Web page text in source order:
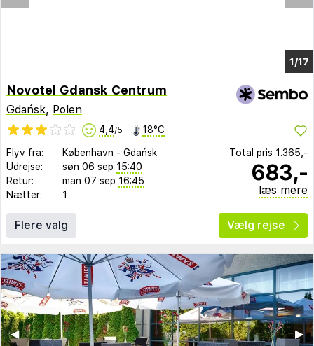
1/9
Novotel Gdansk Centrum
Gdańsk, Polen
4,4/5 18°C
Flyv fra: København - Gdańsk
Udrejse:
søn 06 sep 15:40
Retur:
man 07 sep 16:45
Nætter:
1
Total pris 1.365,-
683,-
læs mere
Flere valg Vælg rejse
▶︎
◀︎